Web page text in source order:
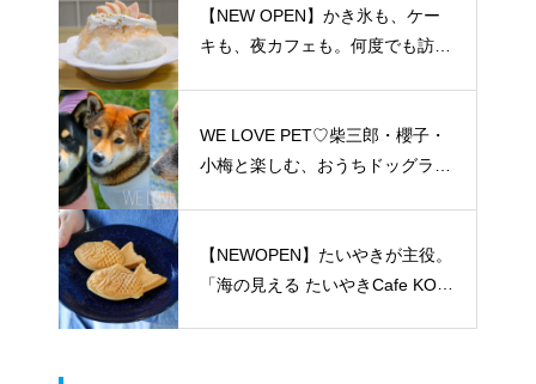
【NEW OPEN】かき氷も、ケー
キも、夜カフェも。何度でも訪れ
WE LOVE PET♡柴三郎・櫻子・
小梅と楽しむ、おうちドッグラン
【NEWOPEN】たいやきが主役。
「海の見える たいやきCafe KOM